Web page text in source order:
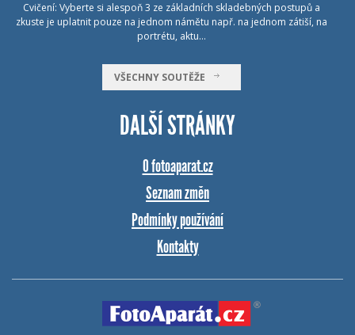
Cvičení: Vyberte si alespoň 3 ze základních skladebných postupů a
zkuste je uplatnit pouze na jednom námětu např. na jednom zátiší, na
portrétu, aktu…
VŠECHNY SOUTĚŽE
DALŠÍ STRÁNKY
O fotoaparat.cz
Seznam změn
Podmínky používání
Kontakty